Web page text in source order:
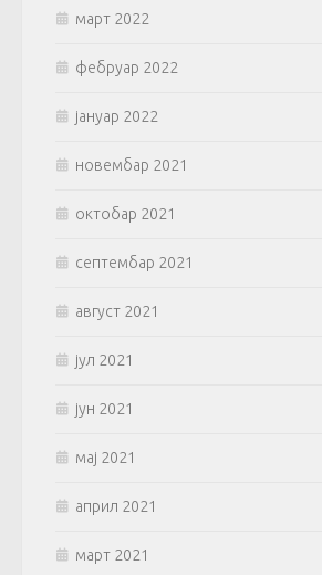
март 2022
фебруар 2022
јануар 2022
новембар 2021
октобар 2021
септембар 2021
август 2021
јул 2021
јун 2021
мај 2021
април 2021
март 2021